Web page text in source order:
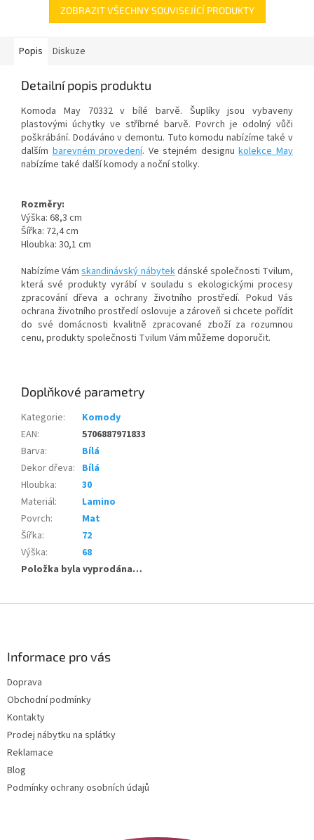
ZOBRAZIT VŠECHNY SOUVISEJÍCÍ PRODUKTY
Popis Diskuze
Detailní popis produktu
Komoda May 70332 v bílé barvě. Šuplíky jsou vybaveny
plastovými úchytky ve stříbrné barvě. Povrch je odolný vůči
poškrábání. Dodáváno v demontu. Tuto komodu nabízíme také v
dalším barevném provedení. Ve stejném designukolekce May
nabízíme také další komody a noční stolky.
Rozměry:
Výška: 68,3 cm
Šířka: 72,4 cm
Hloubka: 30,1 cm
Nabízíme Vámskandinávský nábytekdánské společnosti Tvilum,
která své produkty vyrábí v souladu s ekologickými procesy
zpracování dřeva a ochrany životního prostředí. Pokud Vás
ochrana životního prostředí oslovuje a zároveň si chcete pořídit
do své domácnosti kvalitně zpracované zboží za rozumnou
cenu, produkty společnosti Tvilum Vám můžeme doporučit.
Doplňkové parametry
Kategorie:
Komody
EAN:
5706887971833
Barva:
Bílá
Dekor dřeva: Bílá
Hloubka:
30
Materiál:
Lamino
Povrch:
Mat
Šířka:
72
Výška:
68
Položka byla vyprodána…
Informace pro vás
Doprava
Obchodní podmínky
Kontakty
Prodej nábytku na splátky
Reklamace
Blog
Podmínky ochrany osobních údajů